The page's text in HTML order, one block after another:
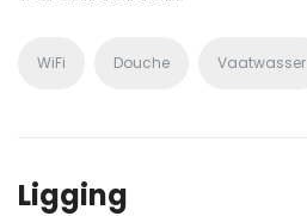
WiFi Douche Vaatwasser
Ligging